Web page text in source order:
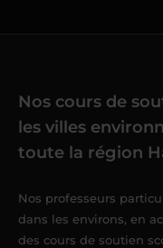
Nos cours de
les villes
toute la région
Nos professeurs
dans les environs, en
des cours de soutien